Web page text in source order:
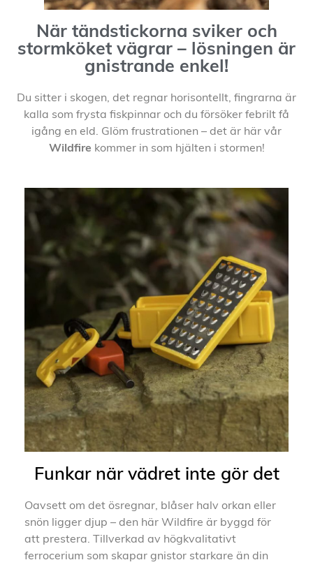
När tändstickorna sviker och
stormköket vägrar – lösningen är
gnistrande enkel!
Du sitter i skogen, det regnar horisontellt, fingrarna är
kalla som frysta fiskpinnar och du försöker febrilt få
igång en eld. Glöm frustrationen – det är här vår
Wildfire kommer in som hjälten i stormen!
Funkar när vädret inte gör det
Oavsett om det ösregnar, blåser halv orkan eller
snön ligger djup – den här Wildfire är byggd för
att prestera. Tillverkad av högkvalitativt
ferrocerium som skapar gnistor starkare än din